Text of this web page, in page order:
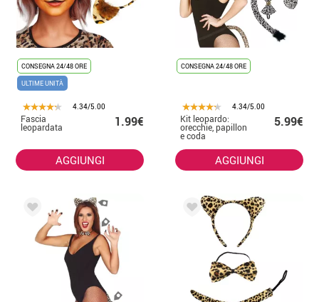
CONSEGNA 24/48 ORE
ULTIME UNITÀ
4.34/5.00
Fascia
leopardata 1.99€
AGGIUNGI
CONSEGNA 24/48 ORE
4.34/5.00
Kit leopardo:
orecchie, papillon
e coda
5.99€
AGGIUNGI